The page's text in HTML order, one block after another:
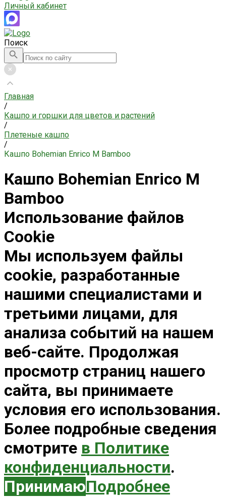
Личный кабинет
Поиск
Главная
/
Кашпо и горшки для цветов и растений
/
Плетеные кашпо
/
Кашпо Bohemian Enrico M Bamboo
Кашпо Bohemian Enrico M
Bamboo
Использование файлов
Cookie
Мы используем файлы
cookie, разработанные
нашими специалистами и
третьими лицами, для
анализа событий на нашем
веб-сайте. Продолжая
просмотр страниц нашего
сайта, вы принимаете
условия его использования.
Более подробные сведения
смотрите в Политике
конфиденциальности.
ПринимаюПодробнее